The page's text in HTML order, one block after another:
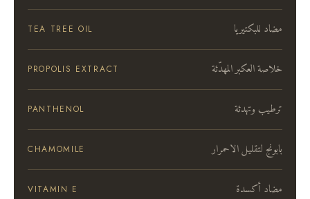
TEA TREE OIL مضاد للبكتيريا
PROPOLIS EXTRACT خلاصة العكبر المهدّئة
PANTHENOL ترطيب وتهدئة
CHAMOMILE بابونج لتقليل الاحمرار
VITAMIN E مضاد أكسدة